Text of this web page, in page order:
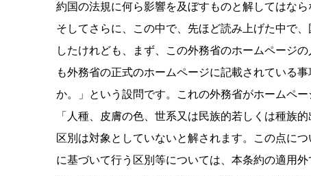
約国の法規に何ら影響を及ぼすものと解してはなら
そしてさらに、この中で、先ほど読み上げた中で
したけれども、まず、この外務省のホームページ
も外務省の正式のホームページに記載されている
か。」という設問です。これの外務省がホームペ
「人種、皮膚の色、世系又は民族的若しくは種族
区別は対象としていないと解されます。この点に
に基づいて行う区別等については、本条約の適用